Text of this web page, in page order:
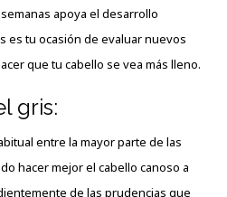
apoya el desarrollo
es tu ocasión de evaluar nuevos
que tu cabello se vea más lleno.
gris:
entre la mayor parte de las
hacer mejor el cabello canoso a
de las prudencias que